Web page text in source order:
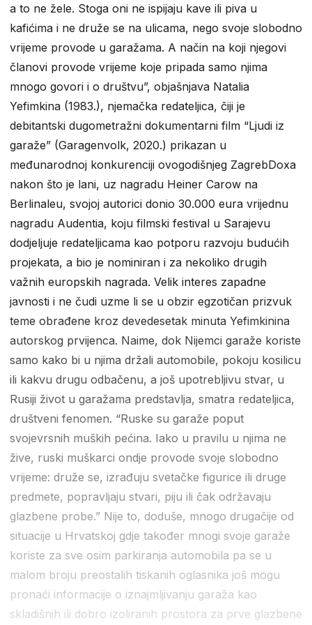
a to ne žele. Stoga oni ne ispijaju kave ili piva u
kafićima i ne druže se na ulicama, nego svoje slobodno
vrijeme provode u garažama. A način na koji njegovi
članovi provode vrijeme koje pripada samo njima
mnogo govori i o društvu”, objašnjava Natalia
Yefimkina (1983.), njemačka redateljica, čiji je
debitantski dugometražni dokumentarni film “Ljudi iz
garaže” (Garagenvolk, 2020.) prikazan u
međunarodnoj konkurenciji ovogodišnjeg ZagrebDoxa
nakon što je lani, uz nagradu Heiner Carow na
Berlinaleu, svojoj autorici donio 30.000 eura vrijednu
nagradu Audentia, koju filmski festival u Sarajevu
dodjeljuje redateljicama kao potporu razvoju budućih
projekata, a bio je nominiran i za nekoliko drugih
važnih europskih nagrada. Velik interes zapadne
javnosti i ne čudi uzme li se u obzir egzotičan prizvuk
teme obrađene kroz devedesetak minuta Yefimkinina
autorskog prvijenca. Naime, dok Nijemci garaže koriste
samo kako bi u njima držali automobile, pokoju kosilicu
ili kakvu drugu odbačenu, a još upotrebljivu stvar, u
Rusiji život u garažama predstavlja, smatra redateljica,
društveni fenomen. “Ruske su garaže poput
svojevrsnih muških pećina. Iako u pravilu u njima ne
žive, ruski muškarci ondje provode svoje slobodno
vrijeme: druže se, izrađuju svetačke figurice ili druge
predmete, popravljaju stvari, piju ili čak održavaju
glazbene probe.” Nije to, doduše, mnogo drugačije od
situacije u Hrvatskoj gdje također mnogi svoje garaže
koriste za sve osim parkiranja automobila pa se u
malom broju preostalih tiskanih oglasnika još mogu
pronaći informacije o iznajmljivanju garaža kao
skladišnih ili dobro izoliranih prostora za prve glazbene